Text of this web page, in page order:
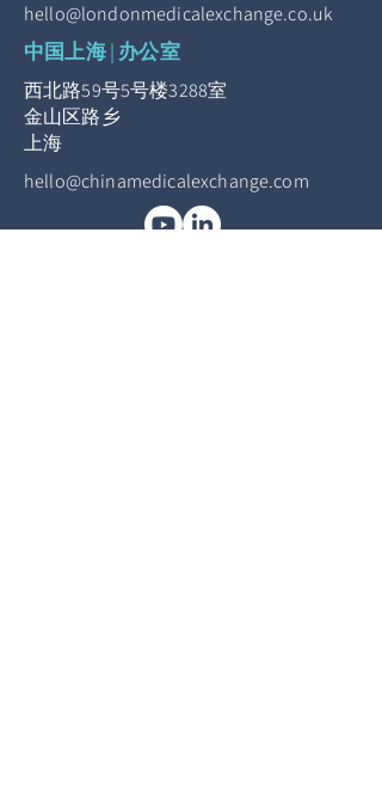
hello@londonmedicalexchange.co.uk
中国上海 | 办公室
西北路59号5号楼3288室
金山区路乡
上海
hello@chinamedicalexchange.com